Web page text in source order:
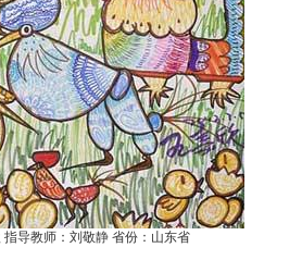
导教师：刘敬静 省份：山东省